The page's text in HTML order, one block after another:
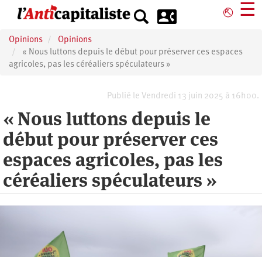
principal
⎋ ☰
Opinions
Opinions
« Nous luttons depuis le début pour préserver ces espaces
agricoles, pas les céréaliers spéculateurs »
Publié le Vendredi 13 juin 2025 à 16h00.
« Nous luttons depuis le
début pour préserver ces
espaces agricoles, pas les
céréaliers spéculateurs »